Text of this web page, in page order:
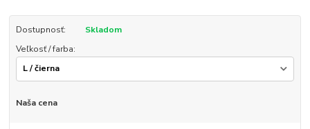
Dostupnosť:
Skladom
Veľkosť / farba:
Naša cena